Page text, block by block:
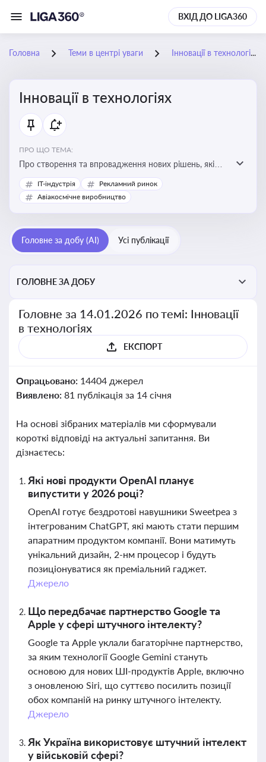
ВХІД ДО LIGA360
Головна Теми в центрі уваги Інновації в технологіях
Інновації в технологіях
ПРО ЩО ТЕМА:
Про створення та впровадження нових рішень, які
покращують ефективність, функціональність або
можливості технологічних продуктів і процесів.
IT-індустрія
Рекламний ринок
Авіакосмічне виробництво
Головне за добу (AI) Усі публікації
ГОЛОВНЕ ЗА ДОБУ
Головне за 14.01.2026 по темі: Інновації
в технологіях
ЕКСПОРТ
Опрацьовано: 14404 джерел
Виявлено: 81 публікація за 14 січня
На основі зібраних матеріалів ми сформували
короткі відповіді на актуальні запитання. Ви
дізнаєтесь:
Які нові продукти OpenAI планує
випустити у 2026 році?
OpenAI готує бездротові навушники Sweetpea з
інтегрованим ChatGPT, які мають стати першим
апаратним продуктом компанії. Вони матимуть
унікальний дизайн, 2-нм процесор і будуть
позиціонуватися як преміальний гаджет.
Джерело
Що передбачає партнерство Google та
Apple у сфері штучного інтелекту?
Google та Apple уклали багаторічне партнерство,
за яким технології Google Gemini стануть
основою для нових ШІ-продуктів Apple, включно
з оновленою Siri, що суттєво посилить позиції
обох компаній на ринку штучного інтелекту.
Джерело
Як Україна використовує штучний інтелект
у військовій сфері?